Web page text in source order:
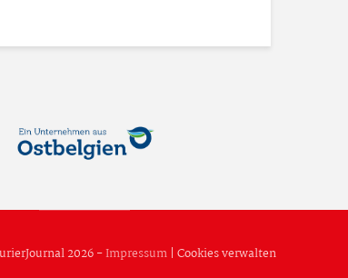
2026 -Impressum |Cookies verwalten